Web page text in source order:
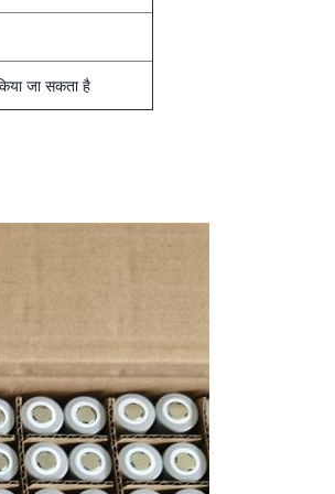
जा सकता है